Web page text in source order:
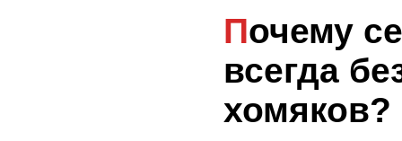
Почему семечки не
всегда
хомяков?